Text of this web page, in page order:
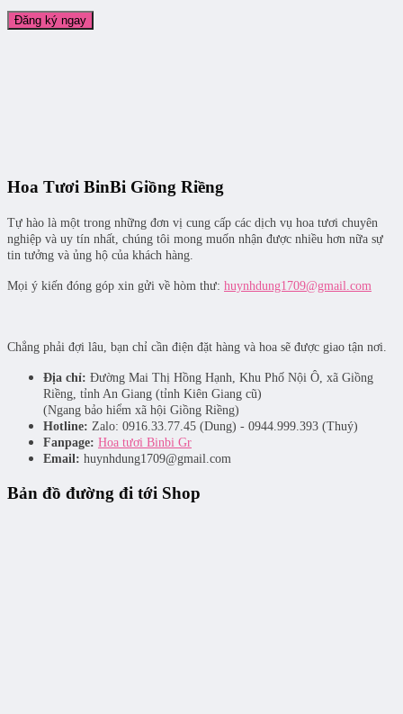
Hoa Tươi BinBi Giồng Riềng
Tự hào là một trong những đơn vị cung cấp các dịch vụ hoa tươi chuyên
nghiệp và uy tín nhất, chúng tôi mong muốn nhận được nhiều hơn nữa sự
tin tưởng và ủng hộ của khách hàng.
Mọi ý kiến đóng góp xin gửi về hòm thư: huynhdung1709@gmail.com
Chẳng phải đợi lâu, bạn chỉ cần điện đặt hàng và hoa sẽ được giao tận nơi.
Địa chỉ: Đường Mai Thị Hồng Hạnh, Khu Phố Nội Ô, xã Giồng
Riềng, tỉnh An Giang (tỉnh Kiên Giang cũ)
(Ngang bảo hiểm xã hội Giồng Riềng)
Hotline: Zalo: 0916.33.77.45 (Dung) - 0944.999.393 (Thuý)
Fanpage: Hoa tươi Binbi Gr
Email: huynhdung1709@gmail.com
Bản đồ đường đi tới Shop